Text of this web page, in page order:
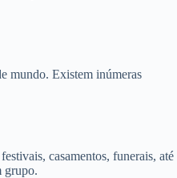
mundo. Existem inúmeras
casamentos, funerais, até
grupo.